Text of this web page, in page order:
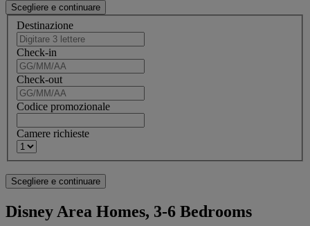
Destinazione
Check-in
Check-out
Codice promozionale
Camere richieste
Disney Area Homes, 3-6 Bedrooms